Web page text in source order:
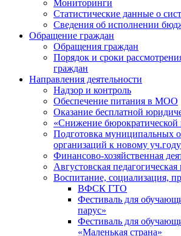
Мониторинги
Статистические данные о
Сведения об исполнении
Обращение граждан
Обращения граждан
Порядок и сроки
граждан
Направления деятельности
Надзор и контроль
Обеспечение питания в МОО
Оказание бесплатной
«Снижение бюрократической
Подготовка муниципальных
организаций к новому уч.году
Финансово-хозяйственная
Августовская
Воспитание, социализация,
ВФСК ГТО
Фестиваль для
парус»
Фестиваль для
«Маленькая страна»